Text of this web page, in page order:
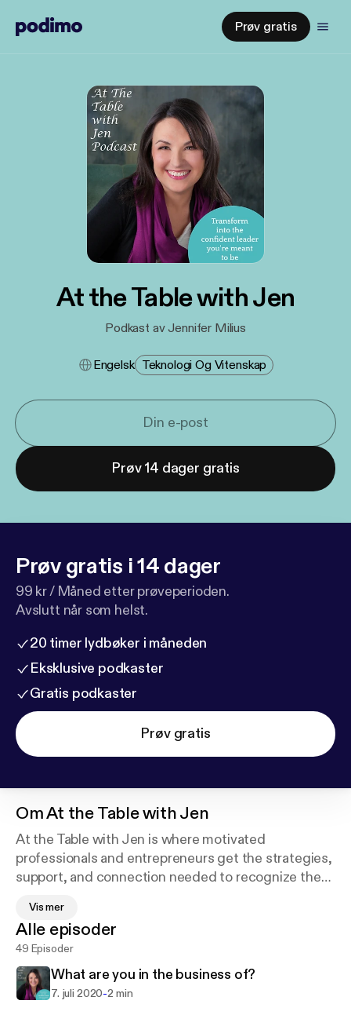
Prøv gratis
At the Table with Jen
Podkast av Jennifer Milius
Engelsk Teknologi Og Vitenskap
Prøv 14 dager gratis
Prøv gratis i 14 dager
99 kr / Måned etter prøveperioden.
Avslutt når som helst.
20 timer lydbøker i måneden
Eksklusive podkaster
Gratis podkaster
Prøv gratis
OmAt the Table with Jen
At the Table with Jen is where motivated
professionals and entrepreneurs get the strategies,
support, and connection needed to recognize the
business leader you're meant to be, so that you get
visible with your message, leverage your full
potential, do more of what you love, and build the
legacy you want.
Vis mer
Alle episoder
49 Episoder
What are you in the business of?
7. juli 2020-2 min